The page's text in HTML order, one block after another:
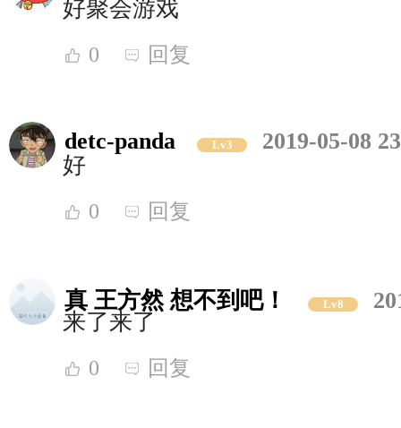
好聚会游戏
0 回复
detc-panda Lv3
2019-05-08
好
0 回复
真 王方然 想不到吧！ Lv8
来了来了
0 回复